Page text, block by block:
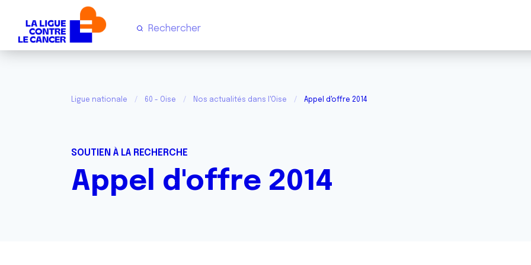
Ligue nationale 60 - Oise Nos actualités dans l'Oise Appel d'offre 2014
SOUTIEN À LA RECHERCHE
Appel d'offre 2014